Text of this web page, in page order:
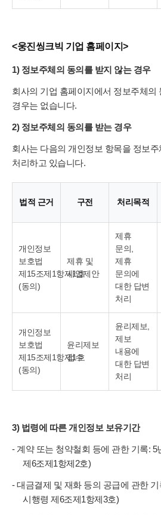
<웅진씽크빅 기업 홈페이지>
1) 정보주체의 동의를 받지 않는 경우
회사의 기업 홈페이지에서 정보주체의
경우는 없습니다.
2) 정보주체의 동의를 받는 경우
회사는 다음의 개인정보 항목을 정보
처리하고 있습니다.
법적 근거 구전 처리목적
개인정보
보호법
제15조제1항제1호
(동의)
제휴 및
사업제안
제휴
문의,
제휴
문의에
대한 답변
처리
개인정보
보호법
제15조제1항제1호
(동의)
윤리제보
접수
윤리제보,
제보
내용에
대한 답변
처리
3) 법령에 따른 개인정보 보유기간
- 계약 또는 청약철회 등에 관한 기록: 5
제6조제1항제2호)
- 대금결제 및 재화 등의 공급에 관한
시행령 제6조제1항제3호)